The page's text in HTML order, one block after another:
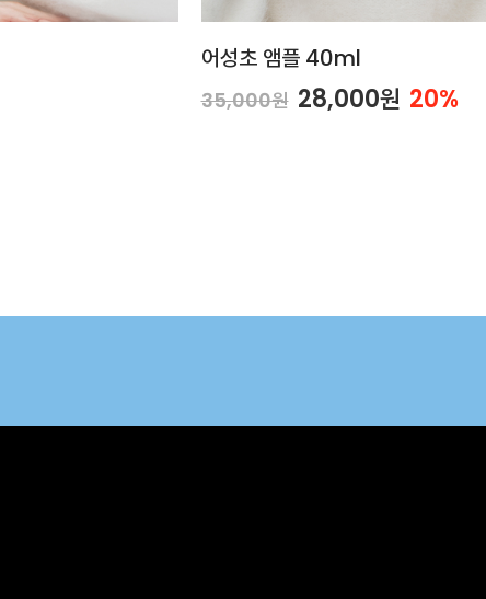
어성초 앰플 40ml
35,000원 28,000원 20%